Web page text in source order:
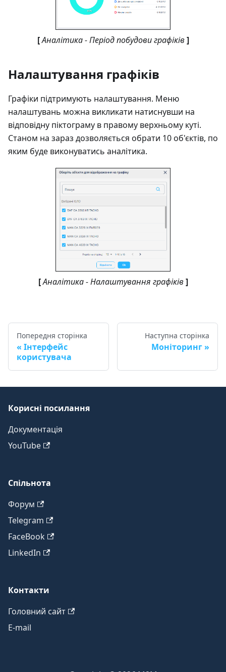
[Аналітика - Період побудови графіків ]
Налаштування графіків
Графіки підтримують налаштування. Меню
налаштувань можна викликати натиснувши на
відповідну піктограму в правому верхньому куті.
Станом на зараз дозволяється обрати 10 об'єктів, по
яким буде виконуватись аналітика.
[Аналітика - Налаштування графіків ]
Попередня сторінка
Інтерфейс
користувача
Наступна сторінка
Моніторинг
Корисні посилання
Документація
YouTube
Спільнота
Форум
Telegram
FaceBook
LinkedIn
Контакти
Головний сайт
E-mail